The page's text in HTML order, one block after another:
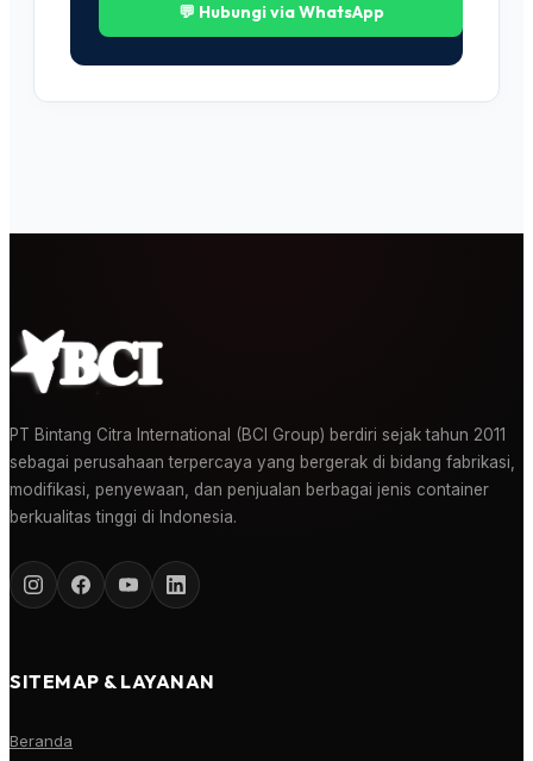
💬 Hubungi via WhatsApp
PT Bintang Citra International (BCI Group) berdiri sejak tahun 2011
sebagai perusahaan terpercaya yang bergerak di bidang fabrikasi,
modifikasi, penyewaan, dan penjualan berbagai jenis container
berkualitas tinggi di Indonesia.
SITEMAP & LAYANAN
Beranda